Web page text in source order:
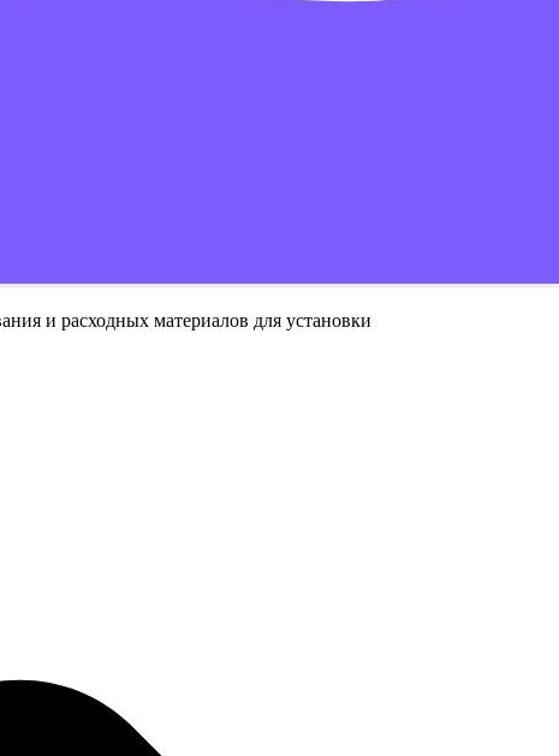
и расходных материалов для установки